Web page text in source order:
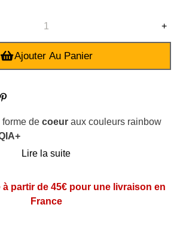
+
Ajouter Au Panier
de coeur aux couleurs rainbow
: largeur 1,2 cm et hauteur 1,2 cm
en acrylique et arrière en acier
Lire la suite
partir de 45€ pour une livraison en
France